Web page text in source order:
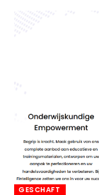
GESCHAFT